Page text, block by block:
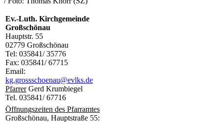
Ev.-Luth. Kirchgemeinde
Großschönau
Hauptstr. 55
02779 Großschönau
Tel: 035841/ 35776
Fax: 035841/ 67715
Email:
kg.grossschoenau@evlks.de
PfarrerGerd Krumbiegel
Tel. 035841/ 67716
Öffnungszeiten des Pfarramtes
Großschönau, Hauptstraße 55: